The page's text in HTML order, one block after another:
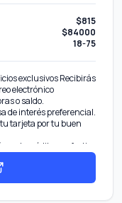
$815
$84000
18-75
exclusivos Recibirás
electrónico
o saldo.
de interés preferencial.
tarjeta por tu buen
de crédito en efectivo